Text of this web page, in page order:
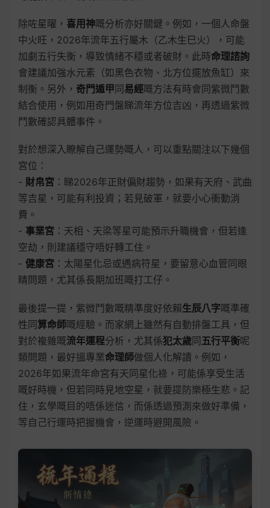
除咗星曜， 喜用神嘅分析亦好關鍵。例如，一個人命盤
中火旺，2026年流年五行屬木（乙木生巳火），可能
加劇五行失衡，導致情緒不穩或者破財。此時命理諮詢
會建議加強水元素（如黑色衣物、北方位擺放魚缸）來
制衡。另外， 奇門遁甲同易經嘅方法有時會同紫微鬥數
結合使用，例如用奇門盤睇流年方位吉凶，再透過紫微
鬥數確認具體事件。
對於想深入瞭解自己運勢嘅人，可以重點關注以下幾個
宮位：
- 財帛宮 ：睇2026年正財偏財趨勢，如果有天府、武曲
等吉星，可能有利投資；若見破軍，就要小心衝動消
費。
- 事業宮 ：天相、天梁等星可能預示升職機會，但若逢
空劫，則建議穩守唔好轉工住。
- 健康宮 ：太陽星化忌或遇病符星，要留意心血管同眼
睛問題，尤其係長期加班嘅打工仔。
最後提一提，紫微鬥數嘅精準度好依賴生辰八字嘅準確
性同算命師嘅經驗。而家網上雖然有自動排盤工具，但
對於複雜嘅流年運程分析，尤其係犯太歲同五行平衡呢
類問題，最好搵專業命理師做個人化解讀。例如，
2026年如果流年命宮有天同星化祿，可能係享受生活
嘅好時機，但若同時見地空星，就要提防樂極生悲。記
住，玄學嘅目的唔係迷信，而係透過預測來做好準備，
等自己行運時把握機會，逆運時避開風險。